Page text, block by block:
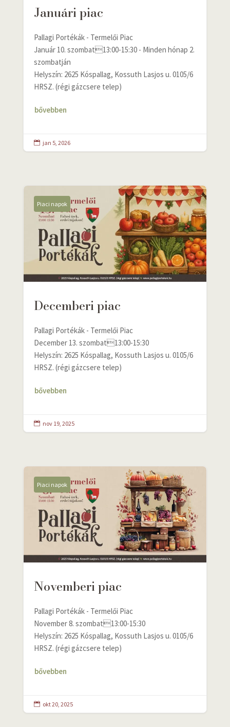
Januári piac
Pallagi Portékák - Termelői Piac
Január 10. szombat13:00-15:30 - Minden hónap 2.
szombatján
Helyszín: 2625 Kóspallag, Kossuth Lasjos u. 0105/6
HRSZ. (régi gázcsere telep)
bővebben
 jan 5, 2026
Piaci napok
Decemberi piac
Pallagi Portékák - Termelői Piac
December 13. szombat13:00-15:30
Helyszín: 2625 Kóspallag, Kossuth Lasjos u. 0105/6
HRSZ. (régi gázcsere telep)
bővebben
 nov 19, 2025
Piaci napok
Novemberi piac
Pallagi Portékák - Termelői Piac
November 8. szombat13:00-15:30
Helyszín: 2625 Kóspallag, Kossuth Lasjos u. 0105/6
HRSZ. (régi gázcsere telep)
bővebben
 okt 20, 2025